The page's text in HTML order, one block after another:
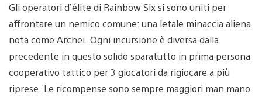
Gli operatori d’élite di Rainbow Six si sono uniti per
affrontare un nemico comune: una letale minaccia aliena
nota come Archei. Ogni incursione è diversa dalla
precedente in questo solido sparatutto in prima persona
cooperativo tattico per 3 giocatori da rigiocare a più
riprese. Le ricompense sono sempre maggiori man mano